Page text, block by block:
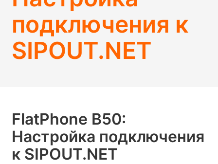
подключения к
SIPOUT.NET
FlatPhone B50:
Настройка подключения
к SIPOUT.NET